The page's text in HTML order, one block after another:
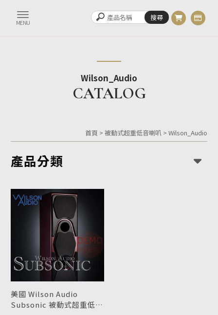
Wilson_Audio
首頁 > 被動式超重低音喇叭 > Wilson_Audio
產品分類
美國 Wilson Audio
Subsonic 被動式超重低音